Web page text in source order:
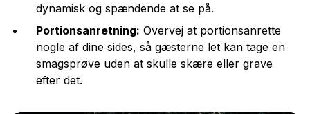
dynamisk og spændende at se på.
Portionsanretning: Overvej at portionsanrette
nogle af dine sides, så gæsterne let kan tage en
smagsprøve uden at skulle skære eller grave
efter det.